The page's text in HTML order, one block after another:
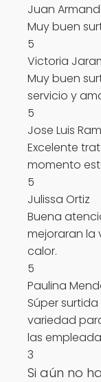
Juan
Muy buen
5
Victoria
Muy buen
servicio y
5
Jose Luis
Excelente
momento
5
Julissa Ortiz
Buena
mejoraran la
calor.
5
Paulina
Súper
variedad
las
3
Si aún no